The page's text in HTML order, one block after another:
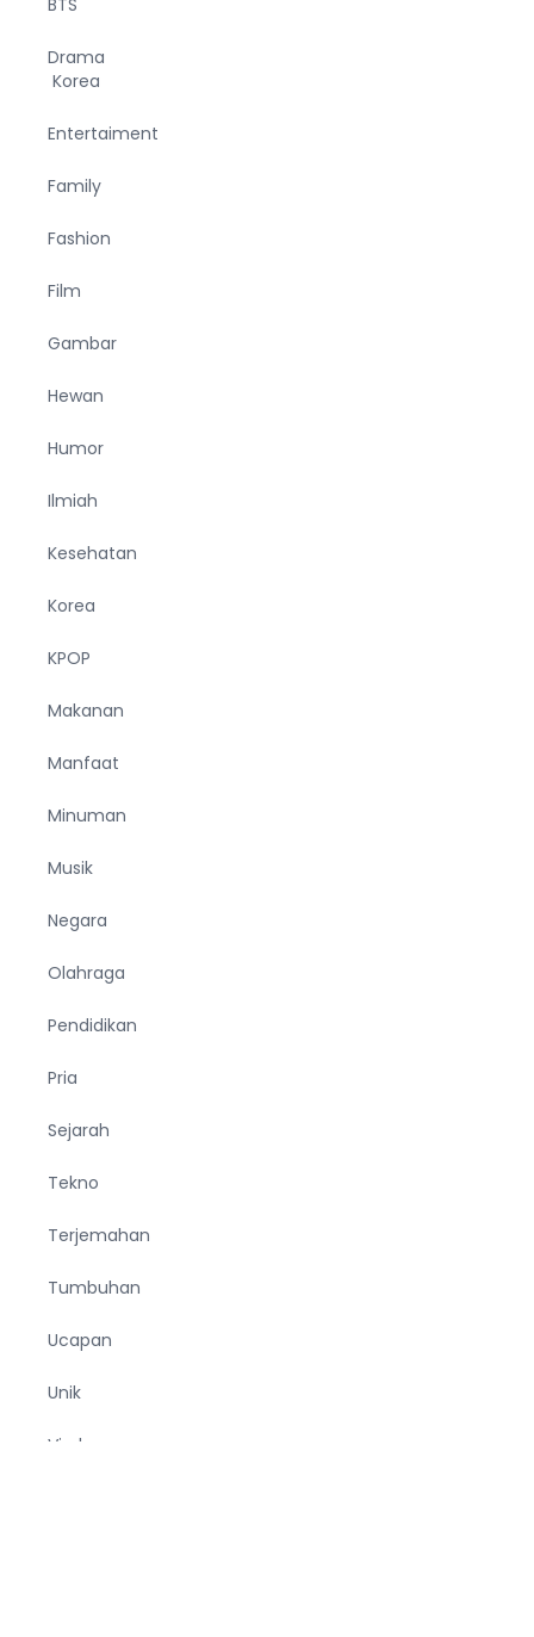
BTS
Drama
Korea
Entertaiment
Family
Fashion
Film
Gambar
Hewan
Humor
Ilmiah
Kesehatan
Korea
KPOP
Makanan
Manfaat
Minuman
Musik
Negara
Olahraga
Pendidikan
Pria
Sejarah
Tekno
Terjemahan
Tumbuhan
Ucapan
Unik
Viral